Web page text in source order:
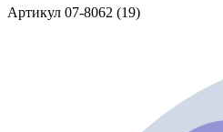
Артикул 07-8062 (19)